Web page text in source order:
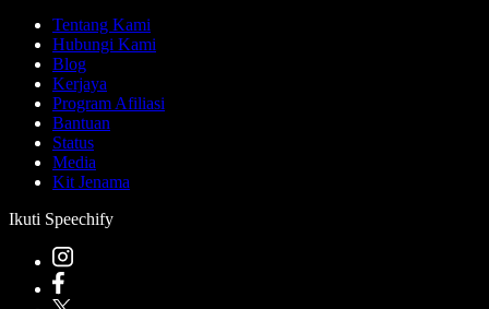
Tentang Kami
Hubungi Kami
Blog
Kerjaya
Program Afiliasi
Bantuan
Status
Media
Kit Jenama
Ikuti Speechify